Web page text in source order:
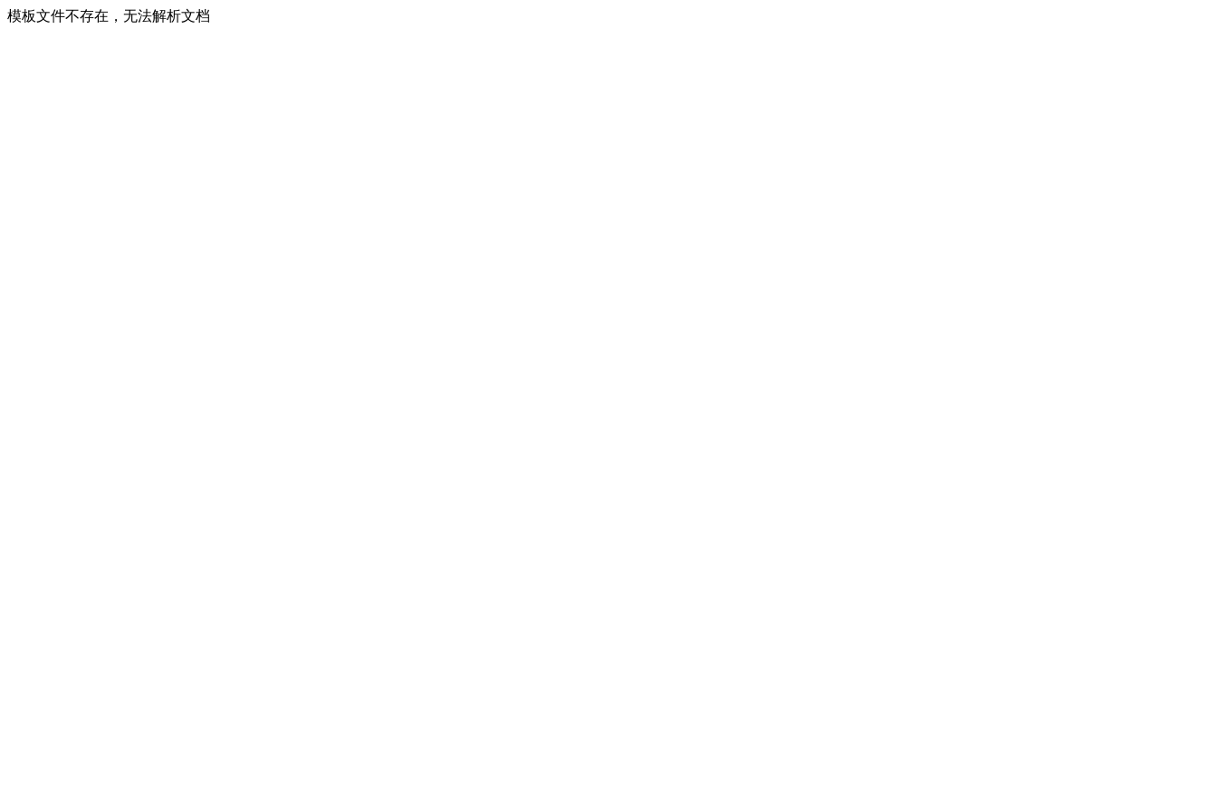
模板文件不存在，无法解析文档